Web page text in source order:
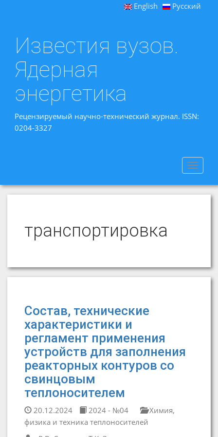
English Русский
Известия вузов.
Ядерная
энергетика
Рецензируемый научно-технический журнал. ISSN:
0204-3327
Toggle
транспортировка
Состав, технические
характеристики и
регламент применения
устройств для заполнения
реакторных контуров со
свинцовым
теплоносителем
20.12.2024 2024 - №04
Химия,
физика и техника теплоносителей